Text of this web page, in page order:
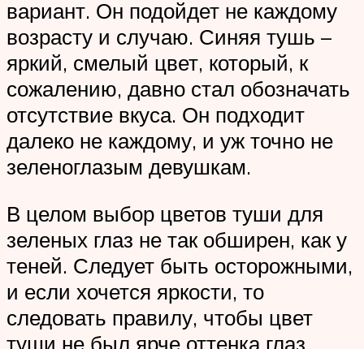
вариант. Он подойдет не каждому
возрасту и случаю. Синяя тушь –
яркий, смелый цвет, который, к
сожалению, давно стал обозначать
отсутствие вкуса. Он подходит
далеко не каждому, и уж точно не
зеленоглазым девушкам.
В целом выбор цветов туши для
зеленых глаз не так обширен, как у
теней. Следует быть осторожными,
и если хочется яркости, то
следовать правилу, чтобы цвет
туши не был ярче оттенка глаз.